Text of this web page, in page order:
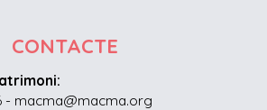
CONTACTE
- macma@macma.org